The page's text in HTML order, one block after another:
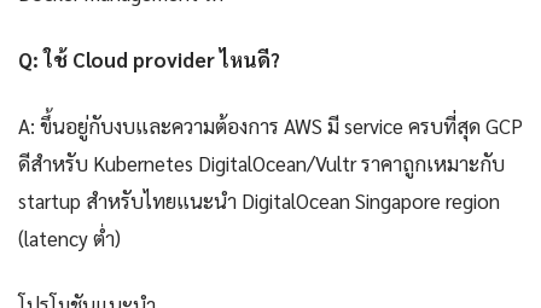
Q: ใช้ Cloud provider ไหนดี?
A: ขึ้นอยู่กับงบและความต้องการ AWS มี service ครบที่สุด GCP
ดีสำหรับ Kubernetes DigitalOcean/Vultr ราคาถูกเหมาะกับ
startup สำหรับไทยแนะนำ DigitalOcean Singapore region
(latency ต่ำ)